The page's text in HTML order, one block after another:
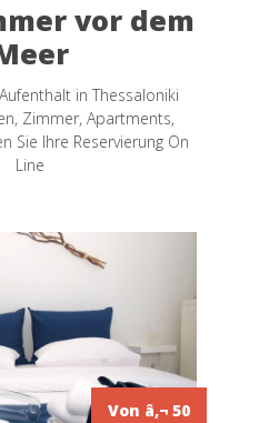
vor dem
in Thessaloniki
Zimmer, Apartments,
Sie Ihre Reservierung On
Line
Von â‚¬ 50